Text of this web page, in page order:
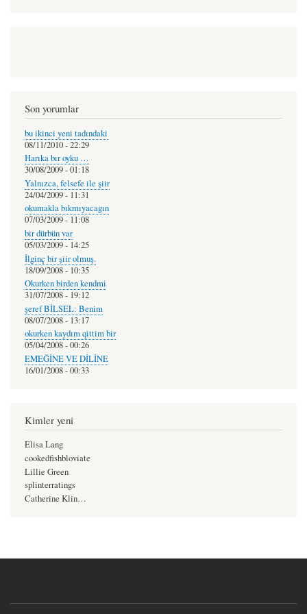
Son yorumlar
bu ikinci yeni tadındaki
08/11/2010 - 22:29
Harıka bır oyku …
30/08/2009 - 01:18
Yalnızca, felsefe ile şiir
24/04/2009 - 11:31
okumakla bıkmıyacagın
07/03/2009 - 11:08
bir dürbün var
05/03/2009 - 14:25
İlginç bir şiir olmuş.
18/09/2008 - 10:35
Okurken birden kendmi
31/07/2008 - 19:12
şeref BİLSEL: Benim
08/07/2008 - 13:17
okurken kaydım qittim bir
05/04/2008 - 00:26
EMEĞİNE VE DİLİNE
16/01/2008 - 00:33
Kimler yeni
Elisa Lang
cookedfishbloviate
Lillie Green
splinterratings
Catherine Klin…